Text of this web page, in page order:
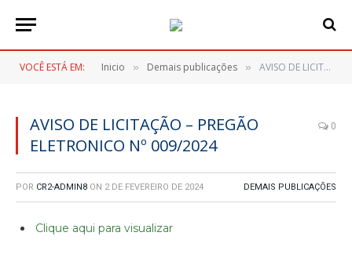
VOCÊ ESTÁ EM: Inicio » Demais publicações » AVISO DE LICITAÇÃO – PREGÃO ELETRONICO Nº 009/2024
AVISO DE LICITAÇÃO – PREGÃO
ELETRONICO Nº 009/2024
0
POR CR2-ADMIN8 ON 2 DE FEVEREIRO DE 2024 DEMAIS PUBLICAÇÕES
Clique aqui para visualizar